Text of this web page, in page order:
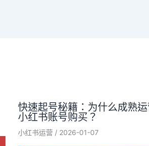
快速起号秘籍：为什么成熟
小红书账号购买？
小红书运营 / 2026-01-07